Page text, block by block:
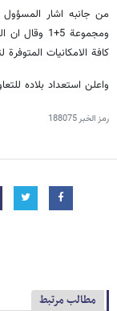
من جانبه اشار المسؤول
ومجموعة
کافة الامکانیات
واعلن استعداد بلاده
رمز الخبر188075
مطالب مرتبط